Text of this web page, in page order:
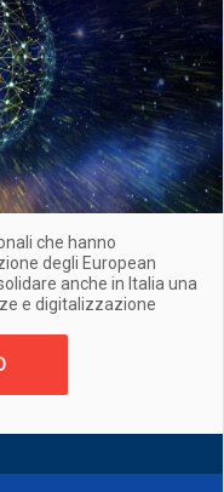
che hanno
degli European
anche in Italia una
e digitalizzazione